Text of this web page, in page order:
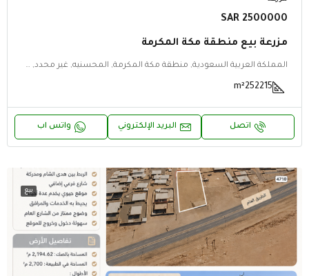
2500000 SAR
مزرعة بيع منطقة مكة المكرمة
المملكة العربية السعودية, منطقة مكة المكرمة, المحسنيه, غير محدد, غير محدد, المحسنيه, منطقة مكة المكرمة
252215
m²
اتصل البريد الإلكتروني واتس اب
بيع